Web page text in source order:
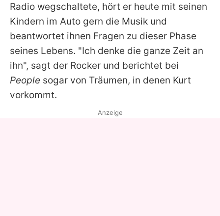
Radio wegschaltete, hört er heute mit seinen
Kindern im Auto gern die Musik und
beantwortet ihnen Fragen zu dieser Phase
seines Lebens. "Ich denke die ganze Zeit an
ihn", sagt der Rocker und berichtet bei
People sogar von Träumen, in denen Kurt
vorkommt.
Anzeige